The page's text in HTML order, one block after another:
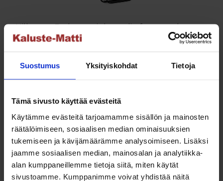
Suostumus Yksityiskohdat Tietoja
Tämä sivusto käyttää evästeitä
Käytämme evästeitä tarjoamamme sisällön ja mainosten
räätälöimiseen, sosiaalisen median ominaisuuksien
tukemiseen ja kävijämäärämme analysoimiseen. Lisäksi
jaamme sosiaalisen median, mainosalan ja analytiikka-
alan kumppaneillemme tietoja siitä, miten käytät
sivustoamme. Kumppanimme voivat yhdistää näitä
Hillerstor Baden aurinkotuolin frotee pehmuste
29,00
oli:
Nykyinen
Valitse vaihtoehdoista
Tällä
muunnelma.
Voit
tehdä
valinnat
tuotteen
sivulla.
Ostoskori
Ostoskori on tyhjä.